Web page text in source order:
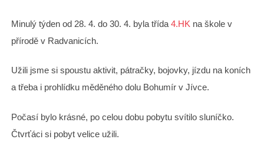
Minulý týden od 28. 4. do 30. 4. byla třída 4.HK na škole v
přírodě v Radvanicích.
Užili jsme si spoustu aktivit, pátračky, bojovky, jízdu na koních
a třeba i prohlídku měděného dolu Bohumír v Jívce.
Počasí bylo krásné, po celou dobu pobytu svítilo sluníčko.
Čtvrťáci si pobyt velice užili.